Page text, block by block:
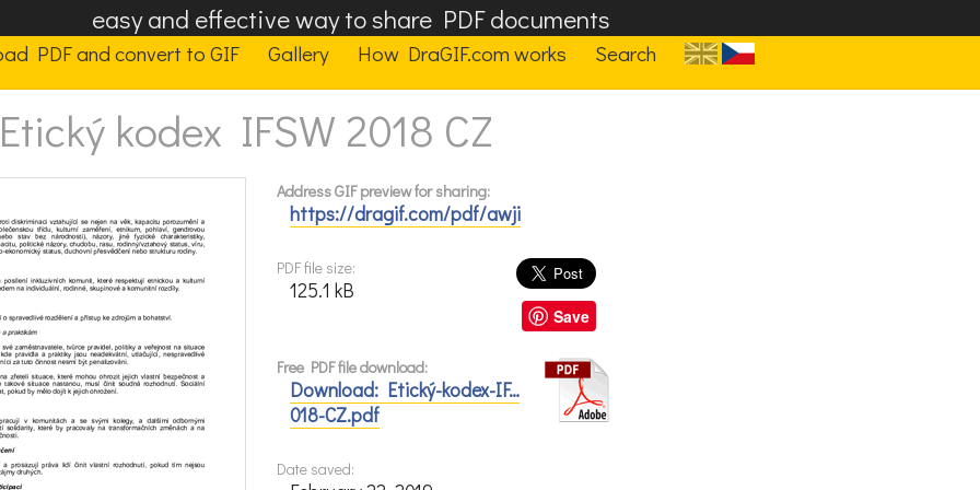
easy and effective way to share PDF documents
PDF and convert to GIF Gallery How DraGIF.com works Search
kodex IFSW 2018 CZ
Address GIF preview for sharing:
https://dragif.com/pdf/awji
Save
PDF file size:
125.1 kB
Free PDF file download:
Download: Etický-kodex-IF…
018-CZ.pdf
Date saved: